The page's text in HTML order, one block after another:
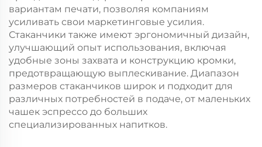
вариантам печати, позволяя компаниям
усиливать свои маркетинговые усилия.
Стаканчики также имеют эргономичный дизайн,
улучшающий опыт использования, включая
удобные зоны захвата и конструкцию кромки,
предотвращающую выплескивание. Диапазон
размеров стаканчиков широк и подходит для
различных потребностей в подаче, от маленьких
чашек эспрессо до больших
специализированных напитков.